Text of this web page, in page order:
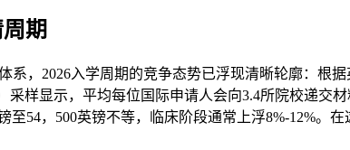
期
系，2026入学周期的竞争态势已浮现清晰轮廓：根
采样显示，平均每位国际申请人会向3.4所院校递交
54，500英镑不等，临床阶段通常上浮8%-12%。